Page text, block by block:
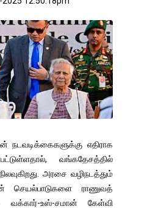
நடவடிக்கைகளுக்கு எதிராக
வங்கதேசத்தில்
அரசை வழிநடத்தும்
செயல்பாடுகளை ராணுவத்
வக்கார்-உஸ்-சமான் கேள்வி